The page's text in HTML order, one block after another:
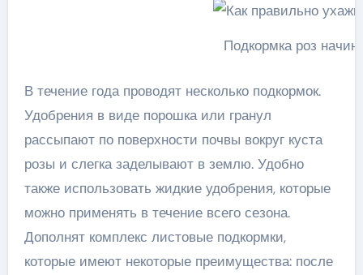
Подкормка роз
В течение года проводят несколько подкормок.
Удобрения в виде порошка или гранул
рассыпают по поверхности почвы вокруг куста
розы и слегка заделывают в землю. Удобно
также использовать жидкие удобрения, которые
можно применять в течение всего сезона.
Дополнят комплекс листовые подкормки,
которые имеют некоторые преимущества: после